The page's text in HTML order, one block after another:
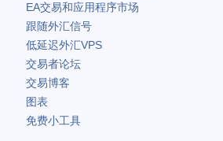
EA交易和应用程序市场
跟随外汇信号
低延迟外汇VPS
交易者论坛
交易博客
图表
免费小工具